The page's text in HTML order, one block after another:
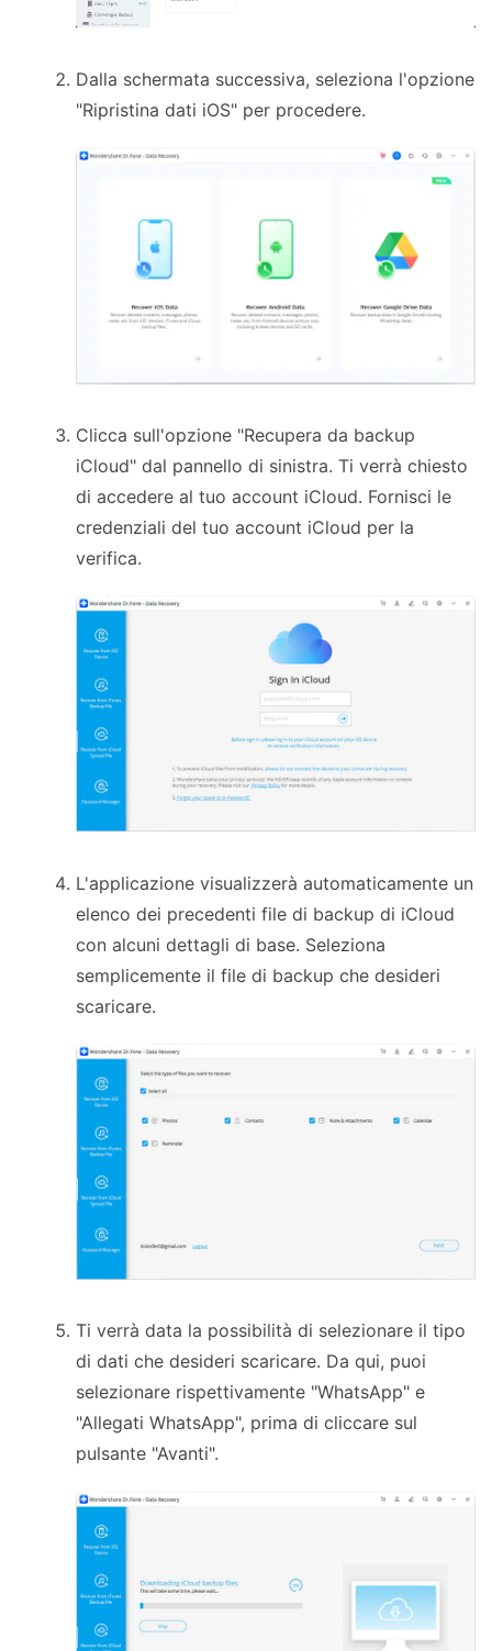
Dalla schermata successiva, seleziona l'opzione
"Ripristina dati iOS" per procedere.
Clicca sull'opzione "Recupera da backup
iCloud" dal pannello di sinistra. Ti verrà chiesto
di accedere al tuo account iCloud. Fornisci le
credenziali del tuo account iCloud per la
verifica.
L'applicazione visualizzerà automaticamente un
elenco dei precedenti file di backup di iCloud
con alcuni dettagli di base. Seleziona
semplicemente il file di backup che desideri
scaricare.
Ti verrà data la possibilità di selezionare il tipo
di dati che desideri scaricare. Da qui, puoi
selezionare rispettivamente "WhatsApp" e
"Allegati WhatsApp", prima di cliccare sul
pulsante "Avanti".